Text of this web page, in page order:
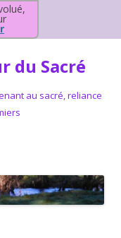
du Sacré
au sacré, reliance
au contenu principal